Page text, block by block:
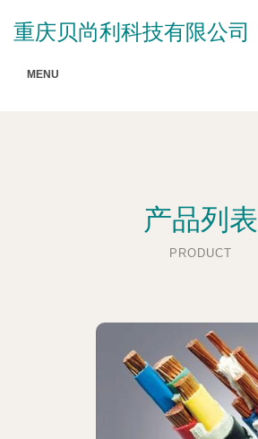
重庆贝尚利科技有限公司
MENU
产品列表
PRODUCT